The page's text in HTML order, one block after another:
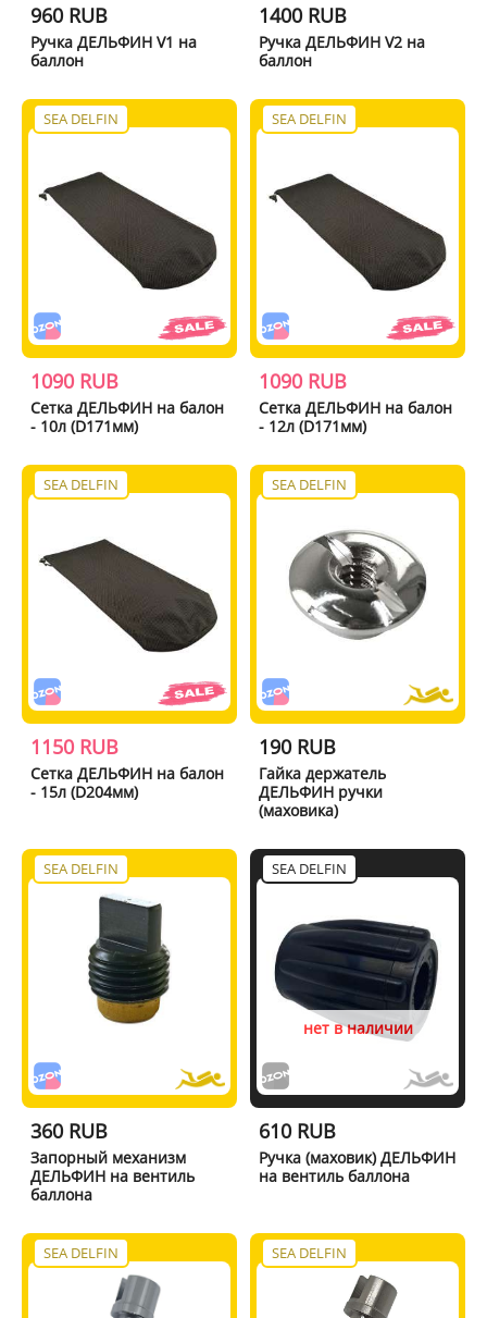
960 RUB
Ручка ДЕЛЬФИН V1 на
баллон
1400 RUB
Ручка ДЕЛЬФИН V2 на
баллон
SEA DELFIN
1090 RUB
Сетка ДЕЛЬФИН на балон
- 10л (D171мм)
SEA DELFIN
1090 RUB
Сетка ДЕЛЬФИН на балон
- 12л (D171мм)
SEA DELFIN
1150 RUB
Сетка ДЕЛЬФИН на балон
- 15л (D204мм)
SEA DELFIN
190 RUB
Гайка держатель
ДЕЛЬФИН ручки
(маховика)
SEA DELFIN
360 RUB
Запорный механизм
ДЕЛЬФИН на вентиль
баллона
SEA DELFIN
нет в наличии
610 RUB
Ручка (маховик) ДЕЛЬФИН
на вентиль баллона
SEA DELFIN SEA DELFIN